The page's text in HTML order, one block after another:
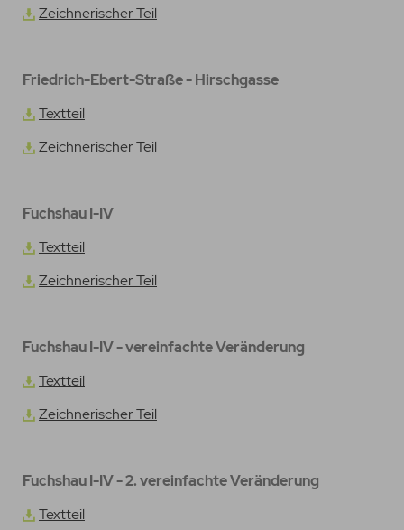
Zeichnerischer Teil
Friedrich-Ebert-Straße - Hirschgasse
Textteil
Zeichnerischer Teil
Fuchshau I-IV
Textteil
Zeichnerischer Teil
Fuchshau I-IV - vereinfachte Veränderung
Textteil
Zeichnerischer Teil
Fuchshau I-IV - 2. vereinfachte Veränderung
Textteil